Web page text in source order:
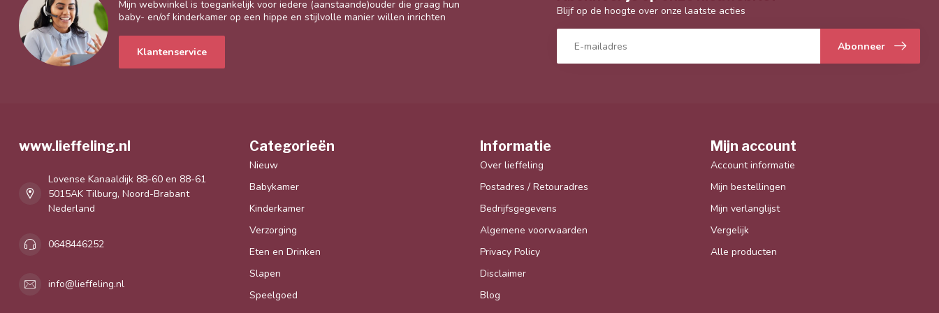
Mijn webwinkel is toegankelijk voor iedere (aanstaande)ouder die graag hun
baby- en/of kinderkamer op een hippe en stijlvolle manier willen inrichten
Klantenservice
Blijf op de hoogte over onze laatste acties
Abonneer
www.lieffeling.nl
Lovense Kanaaldijk 88-60 en 88-61
5015AK Tilburg, Noord-Brabant
Nederland
0648446252
info@lieffeling.nl
Categorieën
Nieuw
Babykamer
Kinderkamer
Verzorging
Eten en Drinken
Slapen
Speelgoed
Informatie
Over lieffeling
Postadres / Retouradres
Bedrijfsgegevens
Algemene voorwaarden
Privacy Policy
Disclaimer
Blog
Mijn account
Account informatie
Mijn bestellingen
Mijn verlanglijst
Vergelijk
Alle producten